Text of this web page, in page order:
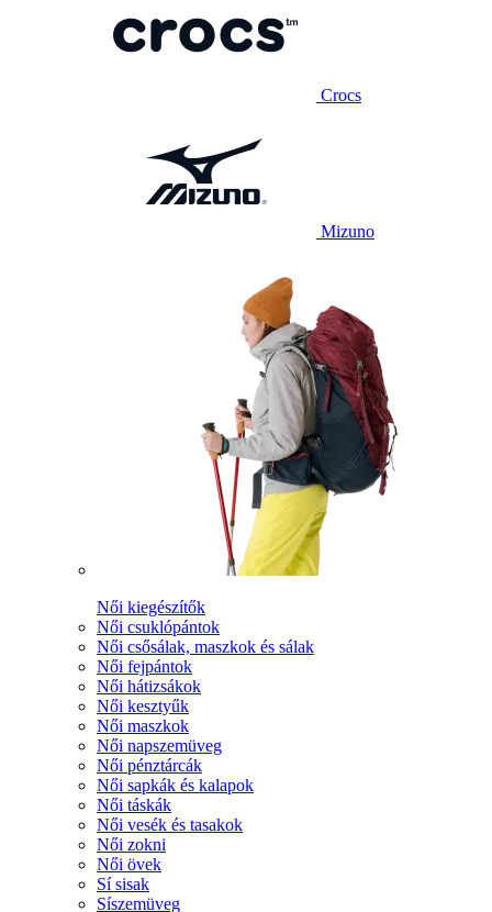
Crocs
Mizuno
Női kiegészítők
Női csuklópántok
Női csősálak, maszkok és sálak
Női fejpántok
Női hátizsákok
Női kesztyűk
Női maszkok
Női napszemüveg
Női pénztárcák
Női sapkák és kalapok
Női táskák
Női vesék és tasakok
Női zokni
Női övek
Sí sisak
Síszemüveg